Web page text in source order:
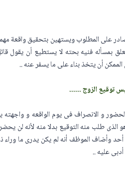
على المطلوب ويستهين بتحقيق واقعة
فنيه بحته لا يستطيع أن يقول قائل
الممكن أن يتخذ بناء على ما يسفر عنه ..
توقيع الزوج ......
و الانصراف فى يوم الواقعه و واجهته
طلب منه التوقيع بدلا منه لأنه لن
أحد وأضاف الموظف أنه لم يكن يدرى ما
عليه ..